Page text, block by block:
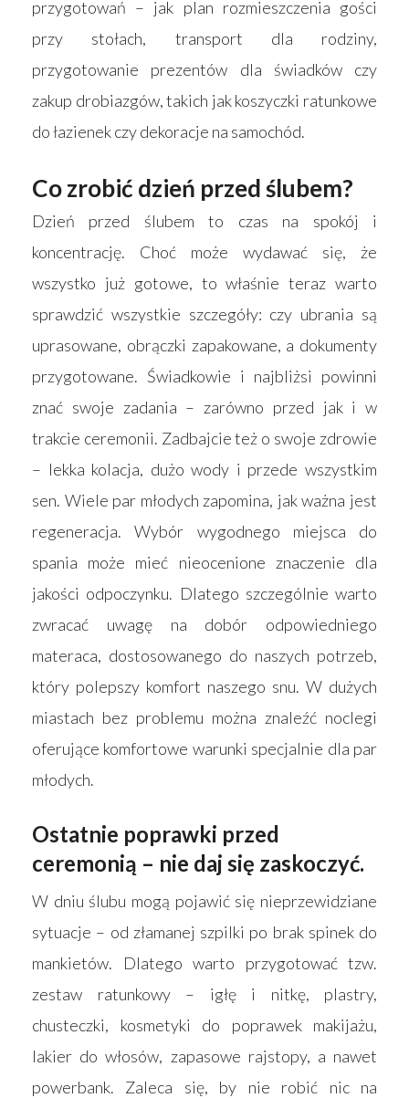
przygotowań – jak plan rozmieszczenia gości
przy stołach, transport dla rodziny,
przygotowanie prezentów dla świadków czy
zakup drobiazgów, takich jak koszyczki ratunkowe
do łazienek czy dekoracje na samochód.
Co zrobić dzień przed ślubem?
Dzień przed ślubem to czas na spokój i
koncentrację. Choć może wydawać się, że
wszystko już gotowe, to właśnie teraz warto
sprawdzić wszystkie szczegóły: czy ubrania są
uprasowane, obrączki zapakowane, a dokumenty
przygotowane. Świadkowie i najbliżsi powinni
znać swoje zadania – zarówno przed jak i w
trakcie ceremonii. Zadbajcie też o swoje zdrowie
– lekka kolacja, dużo wody i przede wszystkim
sen. Wiele par młodych zapomina, jak ważna jest
regeneracja. Wybór wygodnego miejsca do
spania może mieć nieocenione znaczenie dla
jakości odpoczynku. Dlatego szczególnie warto
zwracać uwagę na dobór odpowiedniego
materaca, dostosowanego do naszych potrzeb,
który polepszy komfort naszego snu. W dużych
miastach bez problemu można znaleźć noclegi
oferujące komfortowe warunki specjalnie dla par
młodych.
Ostatnie poprawki przed
ceremonią – nie daj się zaskoczyć.
W dniu ślubu mogą pojawić się nieprzewidziane
sytuacje – od złamanej szpilki po brak spinek do
mankietów. Dlatego warto przygotować tzw.
zestaw ratunkowy – igłę i nitkę, plastry,
chusteczki, kosmetyki do poprawek makijażu,
lakier do włosów, zapasowe rajstopy, a nawet
powerbank. Zaleca się, by nie robić nic na